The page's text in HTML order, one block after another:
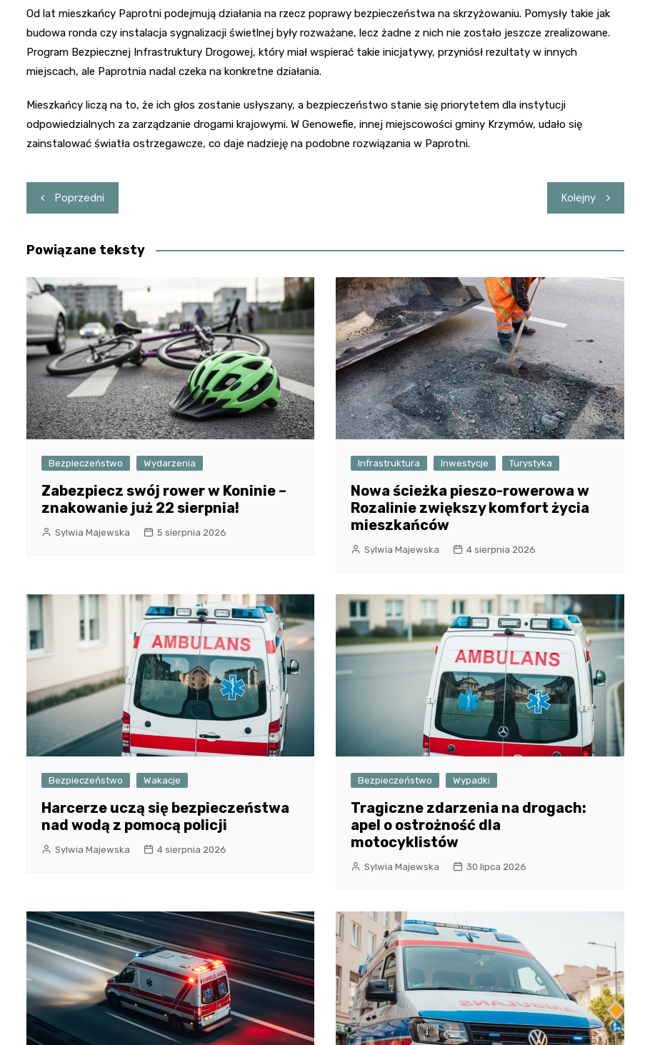
Od lat mieszkańcy Paprotni podejmują działania na rzecz poprawy bezpieczeństwa na skrzyżowaniu. Pomysły takie jak
budowa ronda czy instalacja sygnalizacji świetlnej były rozważane, lecz żadne z nich nie zostało jeszcze zrealizowane.
Program Bezpiecznej Infrastruktury Drogowej, który miał wspierać takie inicjatywy, przyniósł rezultaty w innych
miejscach, ale Paprotnia nadal czeka na konkretne działania.
Mieszkańcy liczą na to, że ich głos zostanie usłyszany, a bezpieczeństwo stanie się priorytetem dla instytucji
odpowiedzialnych za zarządzanie drogami krajowymi. W Genowefie, innej miejscowości gminy Krzymów, udało się
zainstalować światła ostrzegawcze, co daje nadzieję na podobne rozwiązania w Paprotni.
Nawigacja
wpisu
Poprzedni Kolejny
Powiązane teksty
Bezpieczeństwo Wydarzenia
Zabezpiecz swój rower w Koninie –
znakowanie już 22 sierpnia!
Sylwia Majewska 5 sierpnia 2026
Infrastruktura Inwestycje Turystyka
Nowa ścieżka pieszo-rowerowa w
Rozalinie zwiększy komfort życia
mieszkańców
Sylwia Majewska 4 sierpnia 2026
Bezpieczeństwo Wakacje
Harcerze uczą się bezpieczeństwa
nad wodą z pomocą policji
Sylwia Majewska 4 sierpnia 2026
Bezpieczeństwo Wypadki
Tragiczne zdarzenia na drogach:
apel o ostrożność dla
motocyklistów
Sylwia Majewska 30 lipca 2026